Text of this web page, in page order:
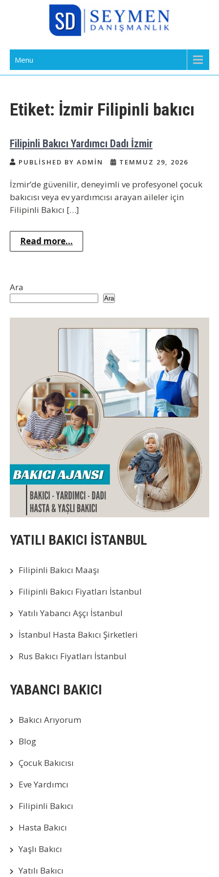
Bakıcı Yardımcı Dadı Danışmanlık
Ajansı İstanbul
Menu
Etiket: İzmir Filipinli bakıcı
Filipinli Bakıcı Yardımcı Dadı İzmir
PUBLISHED BY ADMIN TEMMUZ 29, 2026
İzmir’de güvenilir, deneyimli ve profesyonel çocuk
bakıcısı veya ev yardımcısı arayan aileler için
Filipinli Bakıcı […]
Read more...
Ara
Ara
YATILI BAKICI İSTANBUL
Filipinli Bakıcı Maaşı
Filipinli Bakıcı Fiyatları İstanbul
Yatılı Yabancı Aşçı İstanbul
İstanbul Hasta Bakıcı Şirketleri
Rus Bakıcı Fiyatları İstanbul
YABANCI BAKICI
Bakıcı Arıyorum
Blog
Çocuk Bakıcısı
Eve Yardımcı
Filipinli Bakıcı
Hasta Bakıcı
Yaşlı Bakıcı
Yatılı Bakıcı